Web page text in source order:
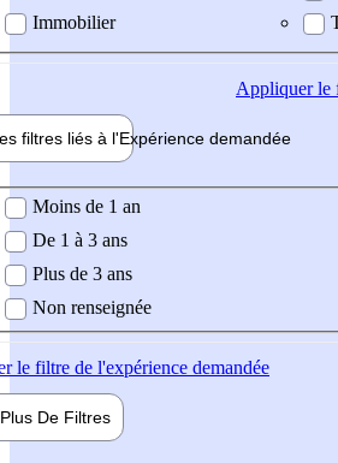
Immobilier
Appliquerle
filtres liés à l'Expérience demandée
demandée
Moins de 1 an
De 1 à 3 ans
Plus de 3 ans
Non renseignée
le filtre de l'expérience demandée
Plus De Filtres